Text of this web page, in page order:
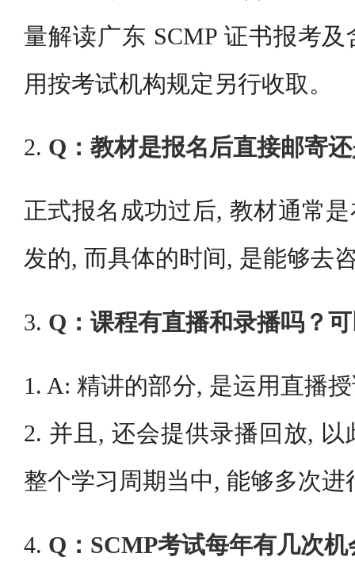
量解读广东 SCMP 证书报考
用按考试机构规定另行收取。
2. Q：教材是报名后直接邮寄
正式报名成功过后, 教材通常
发的, 而具体的时间, 是能够去
3. Q：课程有直播和录播吗？
1. A: 精讲的部分, 是运用直播
2. 并且, 还会提供录播回放,
整个学习周期当中, 能够多次进
4. Q：SCMP考试每年有几次机